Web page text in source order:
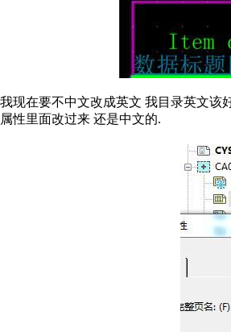
我现在要不中文改成英文 我目录英文该
属性里面改过来 还是中文的.